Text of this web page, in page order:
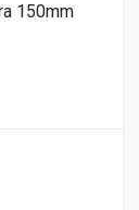
150mm